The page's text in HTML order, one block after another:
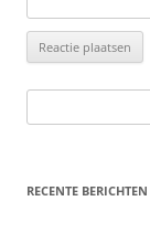
naar:
RECENTE BERICHTEN